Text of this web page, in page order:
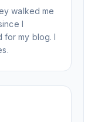
walked me
I
for my blog. I